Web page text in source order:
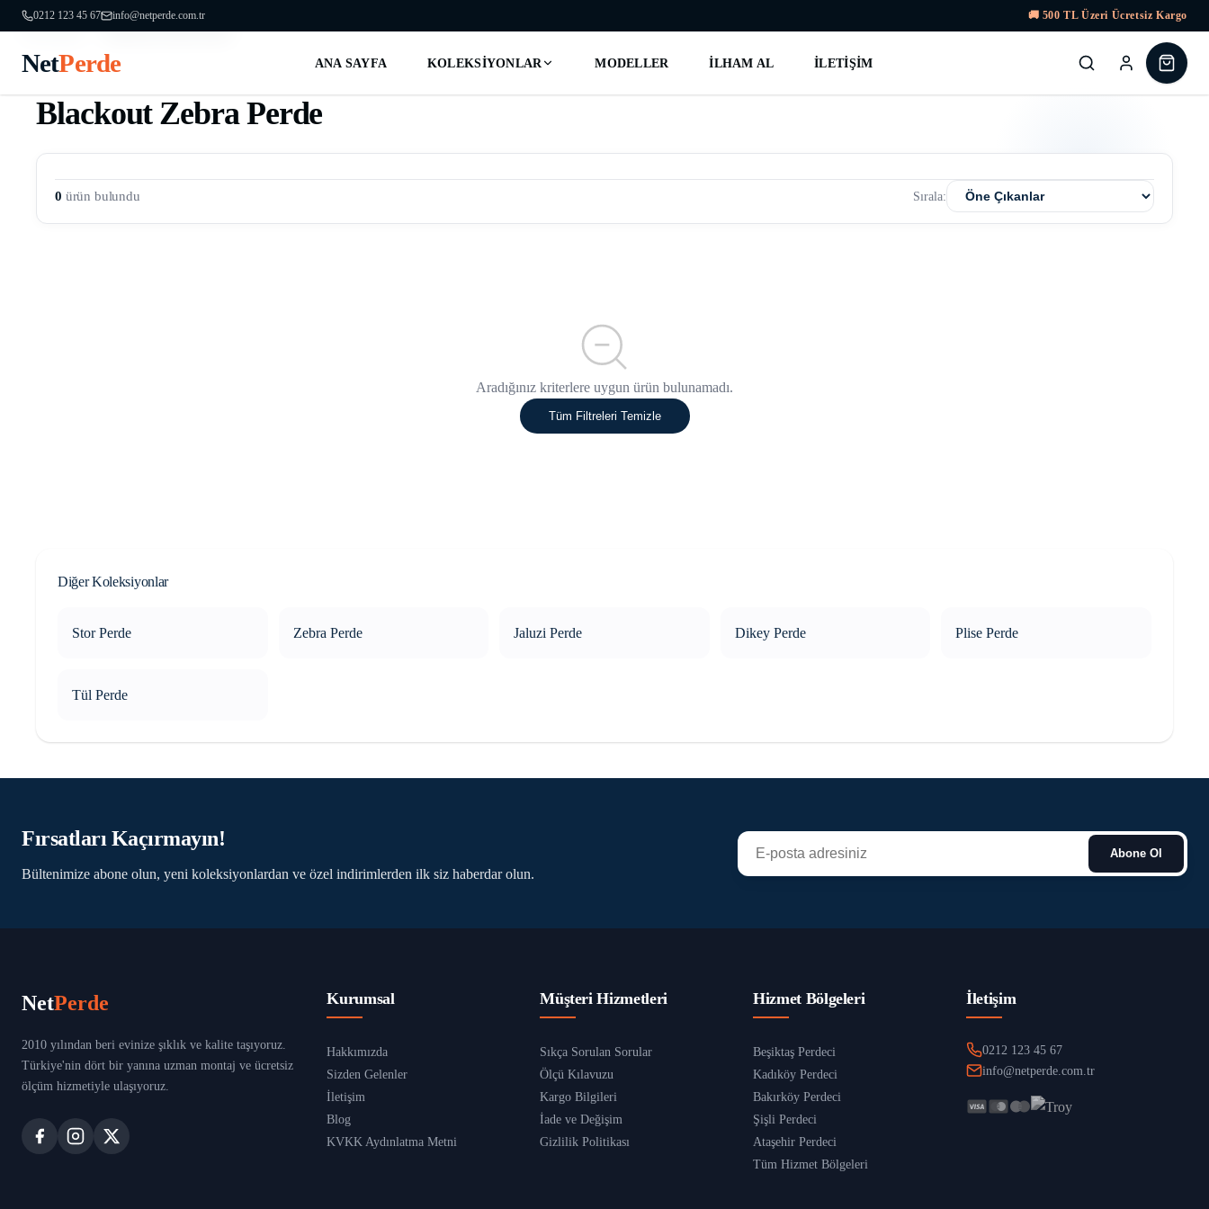
0212 123 45 67 info@netperde.com.tr 🚚 500 TL Üzeri Ücretsiz Kargo
NetPerde ANA SAYFA KOLEKSIYONLAR MODELLER İLHAM AL İLETIŞIM
Ana Sayfa / Blackout Zebra Perde
Blackout Zebra Perde
0 ürün bulundu Sırala:
Aradığınız kriterlere uygun ürün bulunamadı.
Tüm Filtreleri Temizle
Diğer Koleksiyonlar
Stor Perde Zebra Perde Jaluzi Perde Dikey Perde Plise Perde
Tül Perde
Fırsatları Kaçırmayın!
Bültenimize abone olun, yeni koleksiyonlardan ve özel indirimlerden ilk siz haberdar olun.
Abone Ol
NetPerde
2010 yılından beri evinize şıklık ve kalite taşıyoruz.
Türkiye'nin dört bir yanına uzman montaj ve ücretsiz
ölçüm hizmetiyle ulaşıyoruz.
Kurumsal
Hakkımızda
Sizden Gelenler
İletişim
Blog
KVKK Aydınlatma Metni
Müşteri Hizmetleri
Sıkça Sorulan Sorular
Ölçü Kılavuzu
Kargo Bilgileri
İade ve Değişim
Gizlilik Politikası
Hizmet Bölgeleri
Beşiktaş Perdeci
Kadıköy Perdeci
Bakırköy Perdeci
Şişli Perdeci
Ataşehir Perdeci
Tüm Hizmet Bölgeleri
İletişim
0212 123 45 67
info@netperde.com.tr